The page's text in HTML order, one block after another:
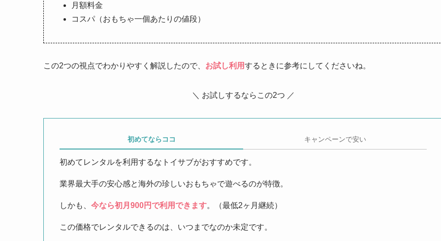
月額料金
コスパ（おもちゃ一個あたりの値段）
この2つの視点でわかりやすく解説したので、 お試し利用するときに参考にしてくださいね。
＼ お試しするならこの2つ ／
初めてならココ キャンペーンで安い
初めてレンタルを利用するなトイサブがおすすめです。
業界最大手の安心感と海外の珍しいおもちゃで遊べるのが特徴。
しかも、 今なら初月900円で利用できます。（最低2ヶ月継続）
この価格でレンタルできるのは、いつまでなのか未定です。